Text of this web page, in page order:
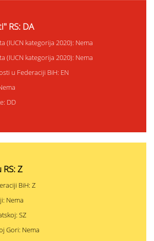
RS: DA
(IUCN kategorija 2020): Nema
(IUCN kategorija 2020): Nema
u Federaciji BiH: EN
DD
Z
BiH: Z
Nema
SZ
Gori: Nema